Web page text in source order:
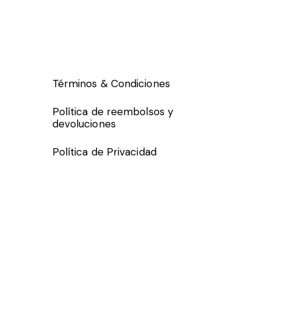
Términos & Condiciones
Política de reembolsos y
devoluciones
Política de Privacidad